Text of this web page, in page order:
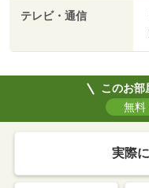
テレビ・通信
このお部
無料
実際